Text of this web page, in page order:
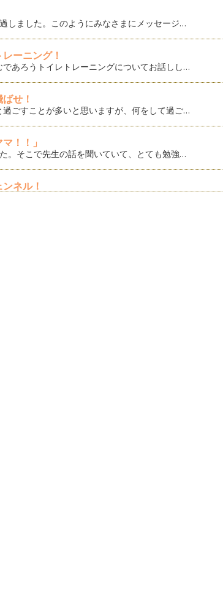
しました。このようにみなさまにメッセージ…
ーニング！
あろうトイレトレーニングについてお話しし…
せ！
ごすことが多いと思いますが、何をして過ご…
！！」
。そこで先生の話を聞いていて、とても勉強…
ネル！